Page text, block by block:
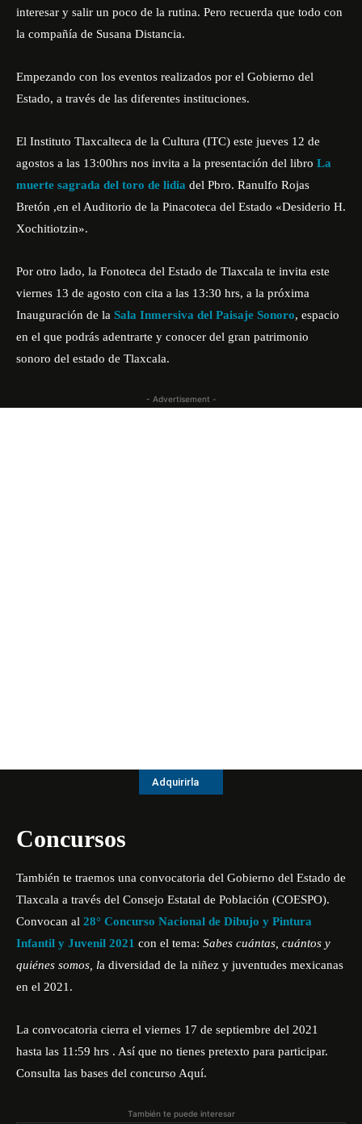
interesar y salir un poco de la rutina. Pero recuerda que todo con
la compañía de Susana Distancia.
Empezando con los eventos realizados por el Gobierno del
Estado, a través de las diferentes instituciones.
El Instituto Tlaxcalteca de la Cultura (ITC) este jueves 12 de
agostos a las 13:00hrs nos invita a la presentación del libro La
muerte sagrada del toro de lidia del Pbro. Ranulfo Rojas
Bretón ,en el Auditorio de la Pinacoteca del Estado «Desiderio H.
Xochitiotzin».
Por otro lado, la Fonoteca del Estado de Tlaxcala te invita este
viernes 13 de agosto con cita a las 13:30 hrs, a la próxima
Inauguración de la Sala Inmersiva del Paisaje Sonoro, espacio
en el que podrás adentrarte y conocer del gran patrimonio
sonoro del estado de Tlaxcala.
- Advertisement -
Adquirirla
Concursos
También te traemos una convocatoria del Gobierno del Estado de
Tlaxcala a través del Consejo Estatal de Población (COESPO).
Convocan al 28° Concurso Nacional de Dibujo y Pintura
Infantil y Juvenil 2021 con el tema: Sabes cuántas, cuántos y
quiénes somos, la diversidad de la niñez y juventudes mexicanas
en el 2021.
La convocatoria cierra el viernes 17 de septiembre del 2021
hasta las 11:59 hrs . Así que no tienes pretexto para participar.
Consulta las bases del concurso Aquí.
También te puede interesar